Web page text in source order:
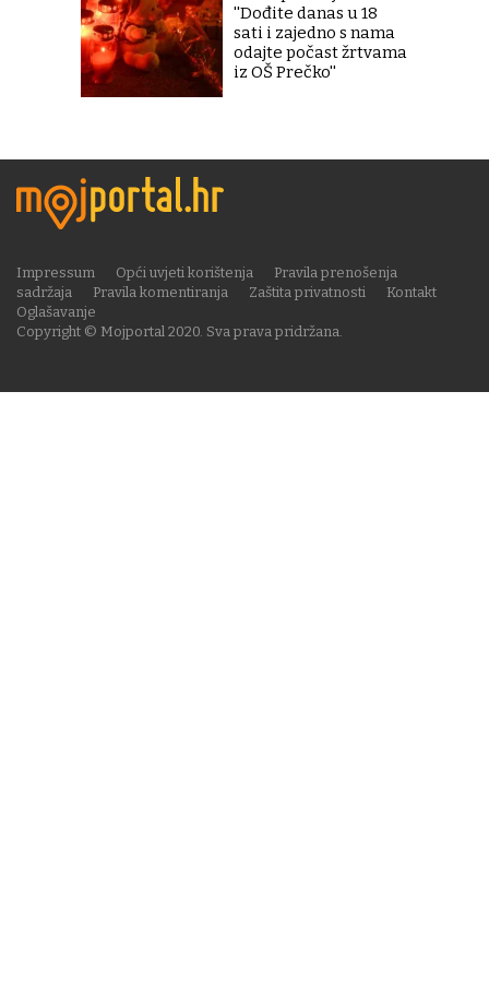
''Dođite danas u 18
sati i zajedno s nama
odajte počast žrtvama
iz OŠ Prečko''
Copyright © Mojportal 2020. Sva prava pridržana.
Impressum Opći uvjeti korištenja
Pravila prenošenja
sadržaja
Pravila komentiranja Zaštita privatnosti
Kontakt
Oglašavanje